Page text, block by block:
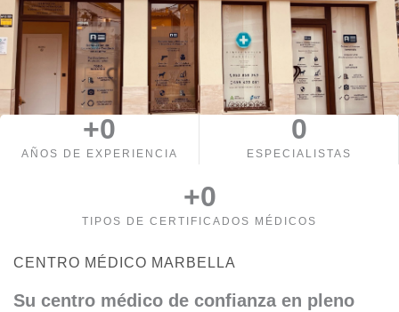
AÑOS DE EXPERIENCIA
+0
ESPECIALISTAS
0
TIPOS DE CERTIFICADOS MÉDICOS
+0
CENTRO MÉDICO MARBELLA
Su centro médico de confianza en pleno